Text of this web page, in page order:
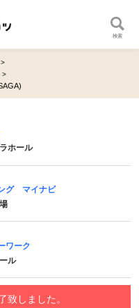
検索
ホール
グ マイナビ
ワーク
ル
致しました。